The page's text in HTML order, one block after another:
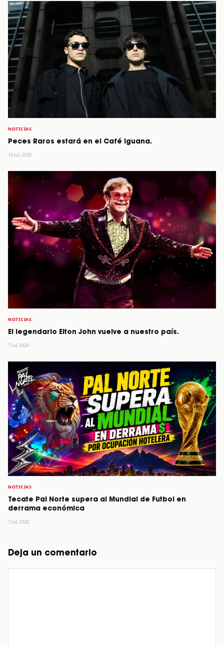
NOTICIAS
Peces Raros estará en el Café Iguana.
16 Jul, 2026
NOTICIAS
El legendario Elton John vuelve a nuestro país.
7 Jul, 2026
NOTICIAS
Tecate Pal Norte supera al Mundial de Futbol en
derrama económica
1 Jul, 2026
Deja un comentario
Comentario